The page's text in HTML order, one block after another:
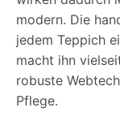
modern. Die
jedem Teppich
macht ihn
robuste
Pflege.